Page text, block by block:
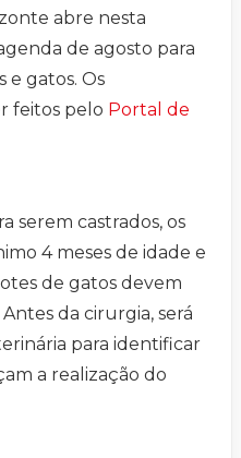
abre nesta
de agosto para
e gatos. Os
feitos pelo Portal de
serem castrados, os
4 meses de idade e
de gatos devem
da cirurgia, será
para identificar
a realização do